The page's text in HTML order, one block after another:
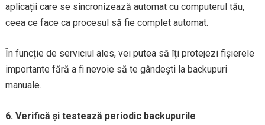
aplicații care se sincronizează automat cu computerul tău,
ceea ce face ca procesul să fie complet automat.
În funcție de serviciul ales, vei putea să îți protejezi fișierele
importante fără a fi nevoie să te gândești la backupuri
manuale.
6. Verifică și testează periodic backupurile